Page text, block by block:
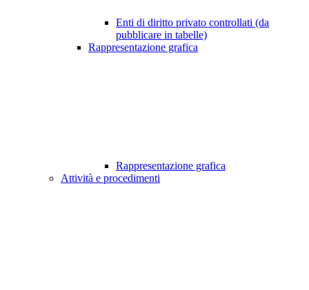
Enti di diritto privato controllati (da
pubblicare in tabelle)
Rappresentazione grafica
Rappresentazione grafica
Attività e procedimenti